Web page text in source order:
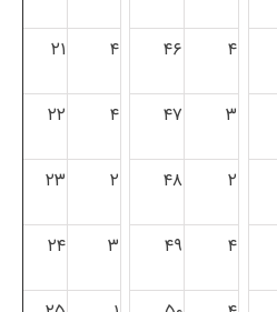
۴ ۴۶ ۴ ۲۱
۳ ۴۷ ۴ ۲۲
۲ ۴۸ ۲ ۲۳
۴ ۴۹ ۳ ۲۴